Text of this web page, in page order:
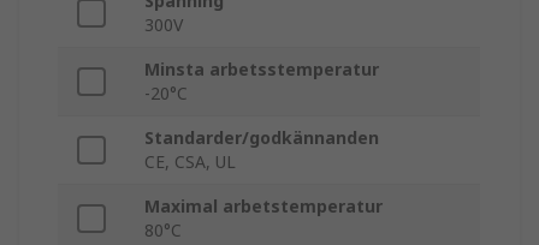
300V
Minsta arbetsstemperatur
-20°C
Standarder/godkännanden
CE, CSA, UL
Maximal arbetstemperatur
80°C